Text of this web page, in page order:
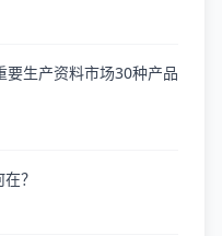
要生产资料市场30种产品
？